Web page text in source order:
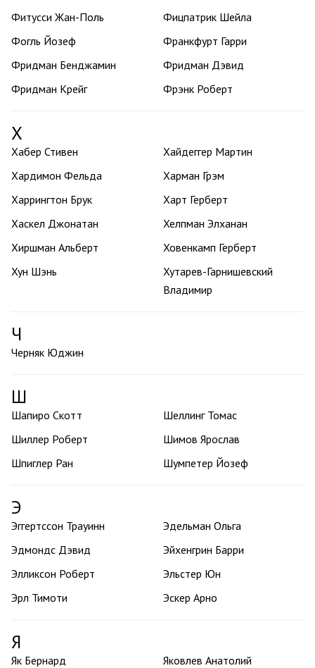
Фитусси Жан-Поль
Фицпатрик Шейла
Фогль Йозеф
Франкфурт Гарри
Фридман Бенджамин
Фридман Дэвид
Фридман Крейг
Фрэнк Роберт
Х
Хабер Стивен
Хайдеггер Мартин
Хардимон Фельда
Харман Грэм
Харрингтон Брук
Харт Герберт
Хаскел Джонатан
Хелпман Элханан
Хиршман Альберт
Ховенкамп Герберт
Хун Шэнь
Хутарев-Гарнишевский
Владимир
Ч
Черняк Юджин
Ш
Шапиро Скотт
Шеллинг Томас
Шиллер Роберт
Шимов Ярослав
Шпиглер Ран
Шумпетер Йозеф
Э
Эггертссон Трауинн
Эдельман Ольга
Эдмондс Дэвид
Эйхенгрин Барри
Элликсон Роберт
Эльстер Юн
Эрл Тимоти
Эскер Арно
Я
Як Бернард
Яковлев Анатолий